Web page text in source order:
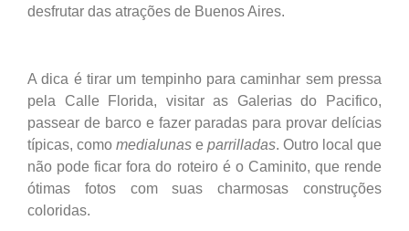
desfrutar das atrações de Buenos Aires.
A dica é tirar um tempinho para caminhar sem pressa
pela Calle Florida, visitar as Galerias do Pacifico,
passear de barco e fazer paradas para provar delícias
típicas, como medialunas e parrilladas. Outro local que
não pode ficar fora do roteiro é o Caminito, que rende
ótimas fotos com suas charmosas construções
coloridas.